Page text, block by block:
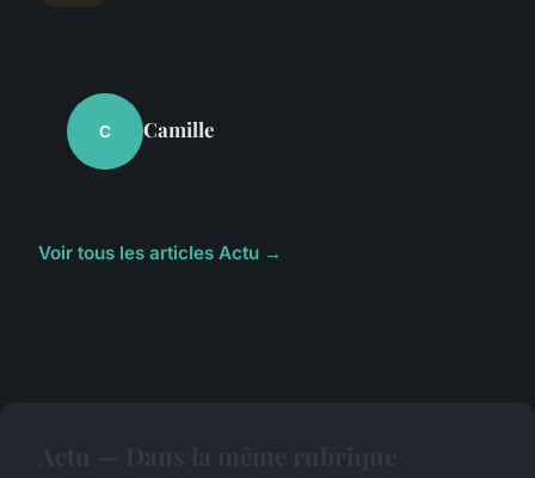
C Camille
Voir tous les articles Actu →